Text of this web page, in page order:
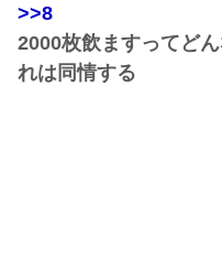
>>8
2000枚飲ますってど
れは同情する